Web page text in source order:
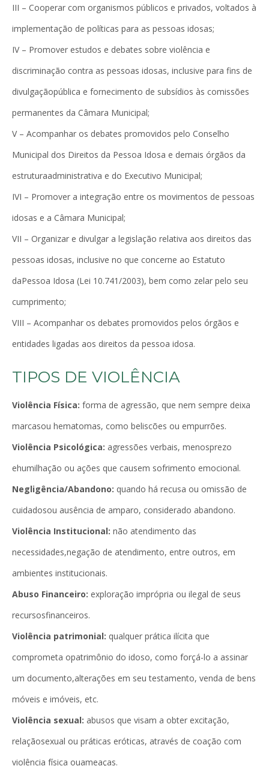
III – Cooperar com organismos públicos e privados, voltados à
implementação de políticas para as pessoas idosas;
IV – Promover estudos e debates sobre violência e
discriminação contra as pessoas idosas, inclusive para fins de
divulgaçãopública e fornecimento de subsídios às comissões
permanentes da Câmara Municipal;
V – Acompanhar os debates promovidos pelo Conselho
Municipal dos Direitos da Pessoa Idosa e demais órgãos da
estruturaadministrativa e do Executivo Municipal;
IVI – Promover a integração entre os movimentos de pessoas
idosas e a Câmara Municipal;
VII – Organizar e divulgar a legislação relativa aos direitos das
pessoas idosas, inclusive no que concerne ao Estatuto
daPessoa Idosa (Lei 10.741/2003), bem como zelar pelo seu
cumprimento;
VIII – Acompanhar os debates promovidos pelos órgãos e
entidades ligadas aos direitos da pessoa idosa.
TIPOS DE VIOLÊNCIA
Violência Física: forma de agressão, que nem sempre deixa
marcasou hematomas, como beliscões ou empurrões.
Violência Psicológica: agressões verbais, menosprezo
ehumilhação ou ações que causem sofrimento emocional.
Negligência/Abandono: quando há recusa ou omissão de
cuidadosou ausência de amparo, considerado abandono.
Violência Institucional: não atendimento das
necessidades,negação de atendimento, entre outros, em
ambientes institucionais.
Abuso Financeiro: exploração imprópria ou ilegal de seus
recursosfinanceiros.
Violência patrimonial: qualquer prática ilícita que
comprometa opatrimônio do idoso, como forçá-lo a assinar
um documento,alterações em seu testamento, venda de bens
móveis e imóveis, etc.
Violência sexual: abusos que visam a obter excitação,
relaçãosexual ou práticas eróticas, através de coação com
violência física ouameaças.